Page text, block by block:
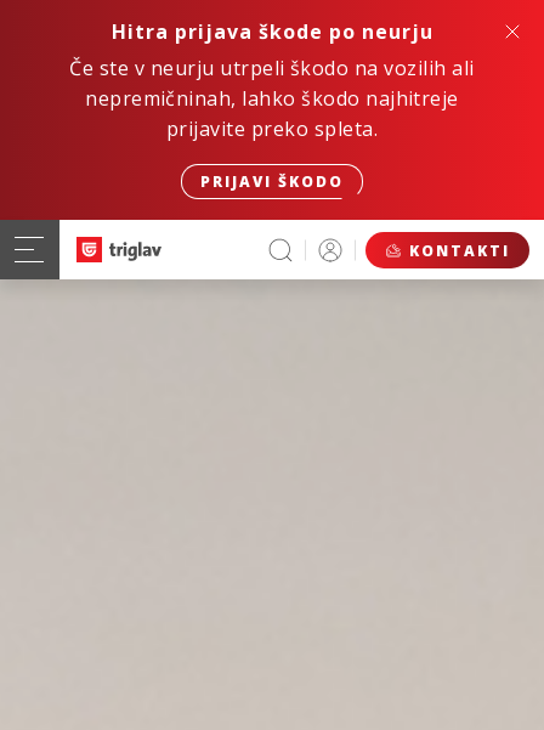
Hitra prijava škode po neurju
Če ste v neurju utrpeli škodo na vozilih ali
nepremičninah, lahko škodo najhitreje
prijavite preko spleta.
PRIJAVI ŠKODO
KONTAKTI